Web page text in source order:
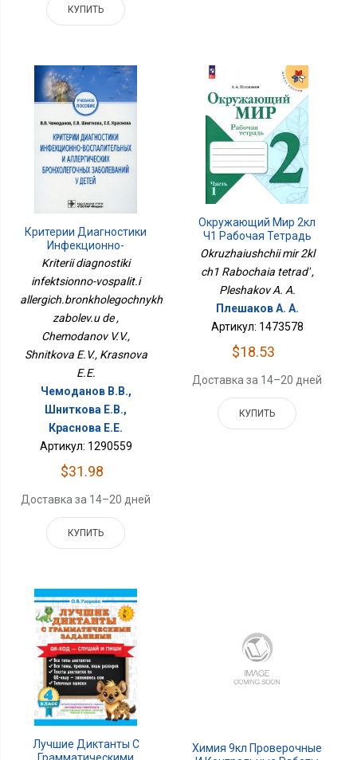
КУПИТЬ
Критерии Диагностики
Инфекционно-
Воспалит.и
Аллергич.бронхолегочных
Заболев.у Де
Kriterii diagnostiki
infektsionno-vospalit.i
allergich.bronkholegochnykh
zabolev.u de ,
Chemodanov V.V.,
Shnitkova E.V., Krasnova
E.E.
Чемоданов В.В.,
Шниткова Е.В.,
Краснова Е.Е.
Артикул: 1290559
$31.98
Доставка за 14–20 дней
КУПИТЬ
Окружающий Мир 2кл
Ч1 Рабочая Тетрадь
Okruzhaiushchii mir 2kl
ch1 Rabochaia tetrad' ,
Pleshakov A. A.
Плешаков А. А.
Артикул: 1473578
$18.53
Доставка за 14–20 дней
КУПИТЬ
Лучшие Диктанты С
Химия 9кл Проверочные